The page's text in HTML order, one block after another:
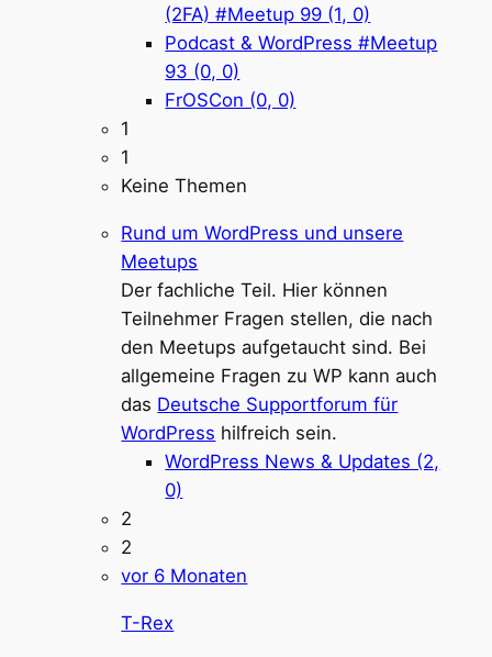
(2FA) #Meetup 99 (1, 0)
Podcast & WordPress #Meetup
93 (0, 0)
FrOSCon (0, 0)
1
1
Keine Themen
Rund um WordPress und unsere
Meetups
Der fachliche Teil. Hier können
Teilnehmer Fragen stellen, die nach
den Meetups aufgetaucht sind. Bei
allgemeine Fragen zu WP kann auch
das Deutsche Supportforum für
WordPress hilfreich sein.
WordPress News & Updates (2,
0)
2
2
vor 6 Monaten
T-Rex